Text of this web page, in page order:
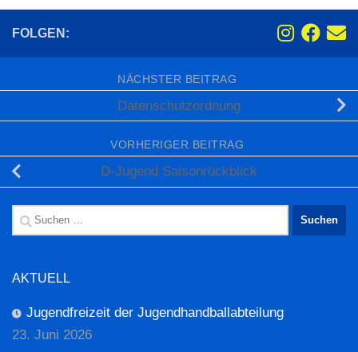
FOLGEN:
NÄCHSTER BEITRAG
Datenschutzordnung
VORHERIGER BEITRAG
D-Jugend Saisonrückblick
Suchen
nach:
AKTUELL
Jugendfreizeit der Jugendhandballabteilung
23. Juni 2026